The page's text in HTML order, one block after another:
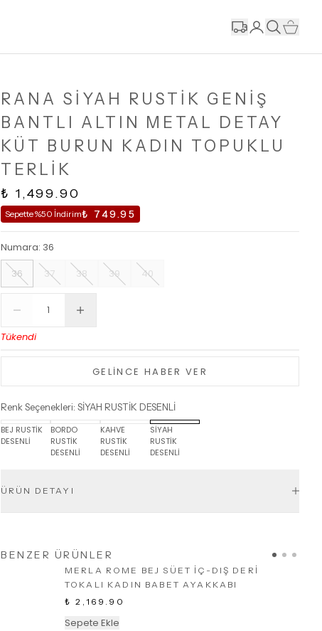
RANA SİYAH RUSTİK GENİŞ
BANTLI ALTIN METAL DETAY
KÜT BURUN KADIN TOPUKLU
TERLİK
₺ 1,499.90
Sepette %50 İndirim₺ 749.95
Numara: 36
36
37 38 39 40
Tükendi
GELİNCE HABER VER
Renk Seçenekleri: SİYAH RUSTİK DESENLİ
BEJ RUSTİK
DESENLİ
BORDO
RUSTİK
DESENLİ
KAHVE
RUSTİK
DESENLİ
SİYAH
RUSTİK
DESENLİ
ÜRÜN DETAYI
BENZER ÜRÜNLER
MERLA ROME BEJ SÜET İÇ-DIŞ DERİ
TOKALI KADIN BABET AYAKKABI
₺ 2,169.90
Sepete Ekle